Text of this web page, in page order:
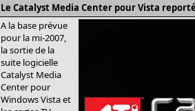
Le Catalyst Media Center pour Vista
A la base prévue
pour la mi-2007,
la sortie de la
suite logicielle
Catalyst Media
Center pour
Windows Vista et